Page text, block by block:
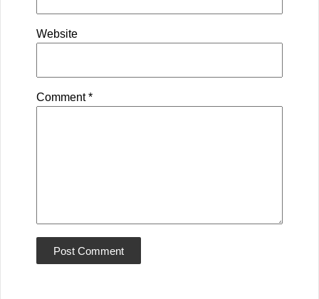
Website
Comment*